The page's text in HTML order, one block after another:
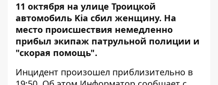
11 октября на улице Троицкой
автомобиль Kia сбил женщину. На
место происшествия немедленно
прибыл экипаж патрульной полиции и
"скорая помощь".
Инцидент произошел приблизительно в